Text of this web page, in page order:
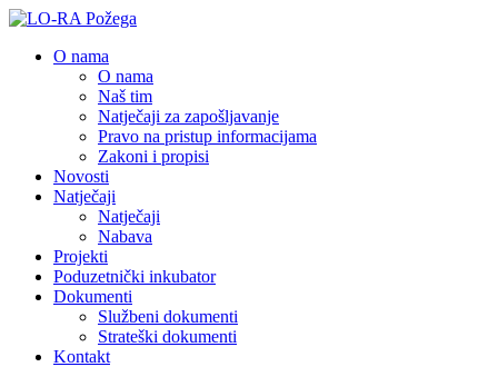
O nama
O nama
Naš tim
Natječaji za zapošljavanje
Pravo na pristup informacijama
Zakoni i propisi
Novosti
Natječaji
Natječaji
Nabava
Projekti
Poduzetnički inkubator
Dokumenti
Službeni dokumenti
Strateški dokumenti
Kontakt